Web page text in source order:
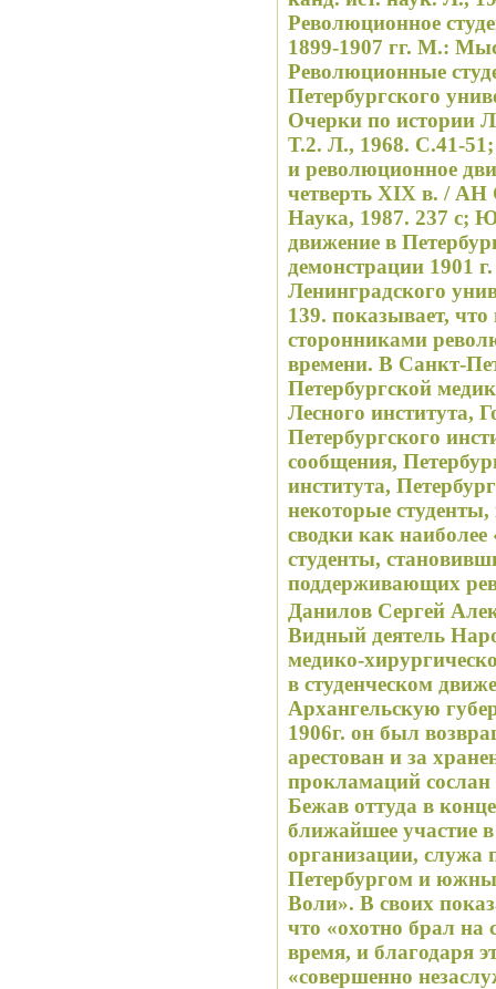
Революционное
1899-1907 гг. М.:
Революционные
Петербургского
Очерки по истории
Т.2. Л., 1968. С.41-
и революционное
четверть XIX в. /
Наука, 1987. 237 с;
движение в
демонстрации 1901
Ленинградского
139. показывает,
сторонниками
времени. В Санкт-
Петербургской
Лесного института,
Петербургского
сообщения,
института,
некоторые
сводки как
студенты,
поддерживающих
Данилов Сергей
Видный деятель
медико-
в студенческом
Архангельскую
1906г. он был
арестован и за
прокламаций
Бежав оттуда в
ближайшее участие
организации, служа
Петербургом и
Воли». В своих
что «охотно брал на
время, и благодаря
«совершенно